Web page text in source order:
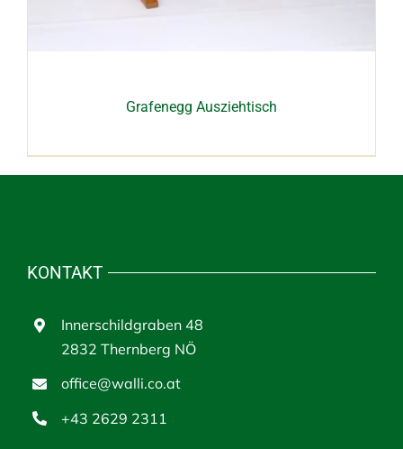
Grafenegg Ausziehtisch
KONTAKT
Innerschildgraben 48
2832 Thernberg NÖ
office@walli.co.at
+43 2629 2311